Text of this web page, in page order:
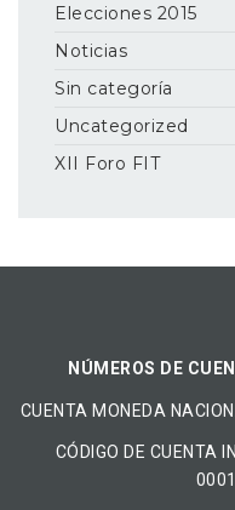
Elecciones 2015
Noticias
Sin categoría
Uncategorized
XII Foro FIT
NÚMEROS DE
CUENTA MONEDA
CÓDIGO DE CUENTA